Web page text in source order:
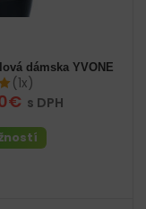
(M)
dámske 44 (L)
50 (2XL)
dámska YVONE
(1x)
s DPH